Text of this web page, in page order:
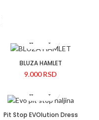
BLUZA HAMLET
9.000RSD
Pit Stop EVOlution Dress